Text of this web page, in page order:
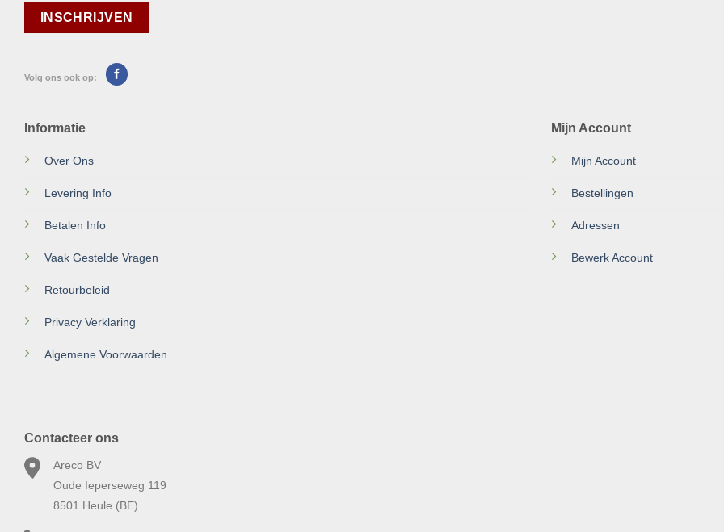
Volg ons ook op:
Informatie
Over Ons
Levering Info
Betalen Info
Vaak Gestelde Vragen
Retourbeleid
Privacy Verklaring
Algemene Voorwaarden
Mijn Account
Mijn Account
Bestellingen
Adressen
Bewerk Account
Contacteer ons
Areco BV
Oude Ieperseweg 119
8501 Heule (BE)